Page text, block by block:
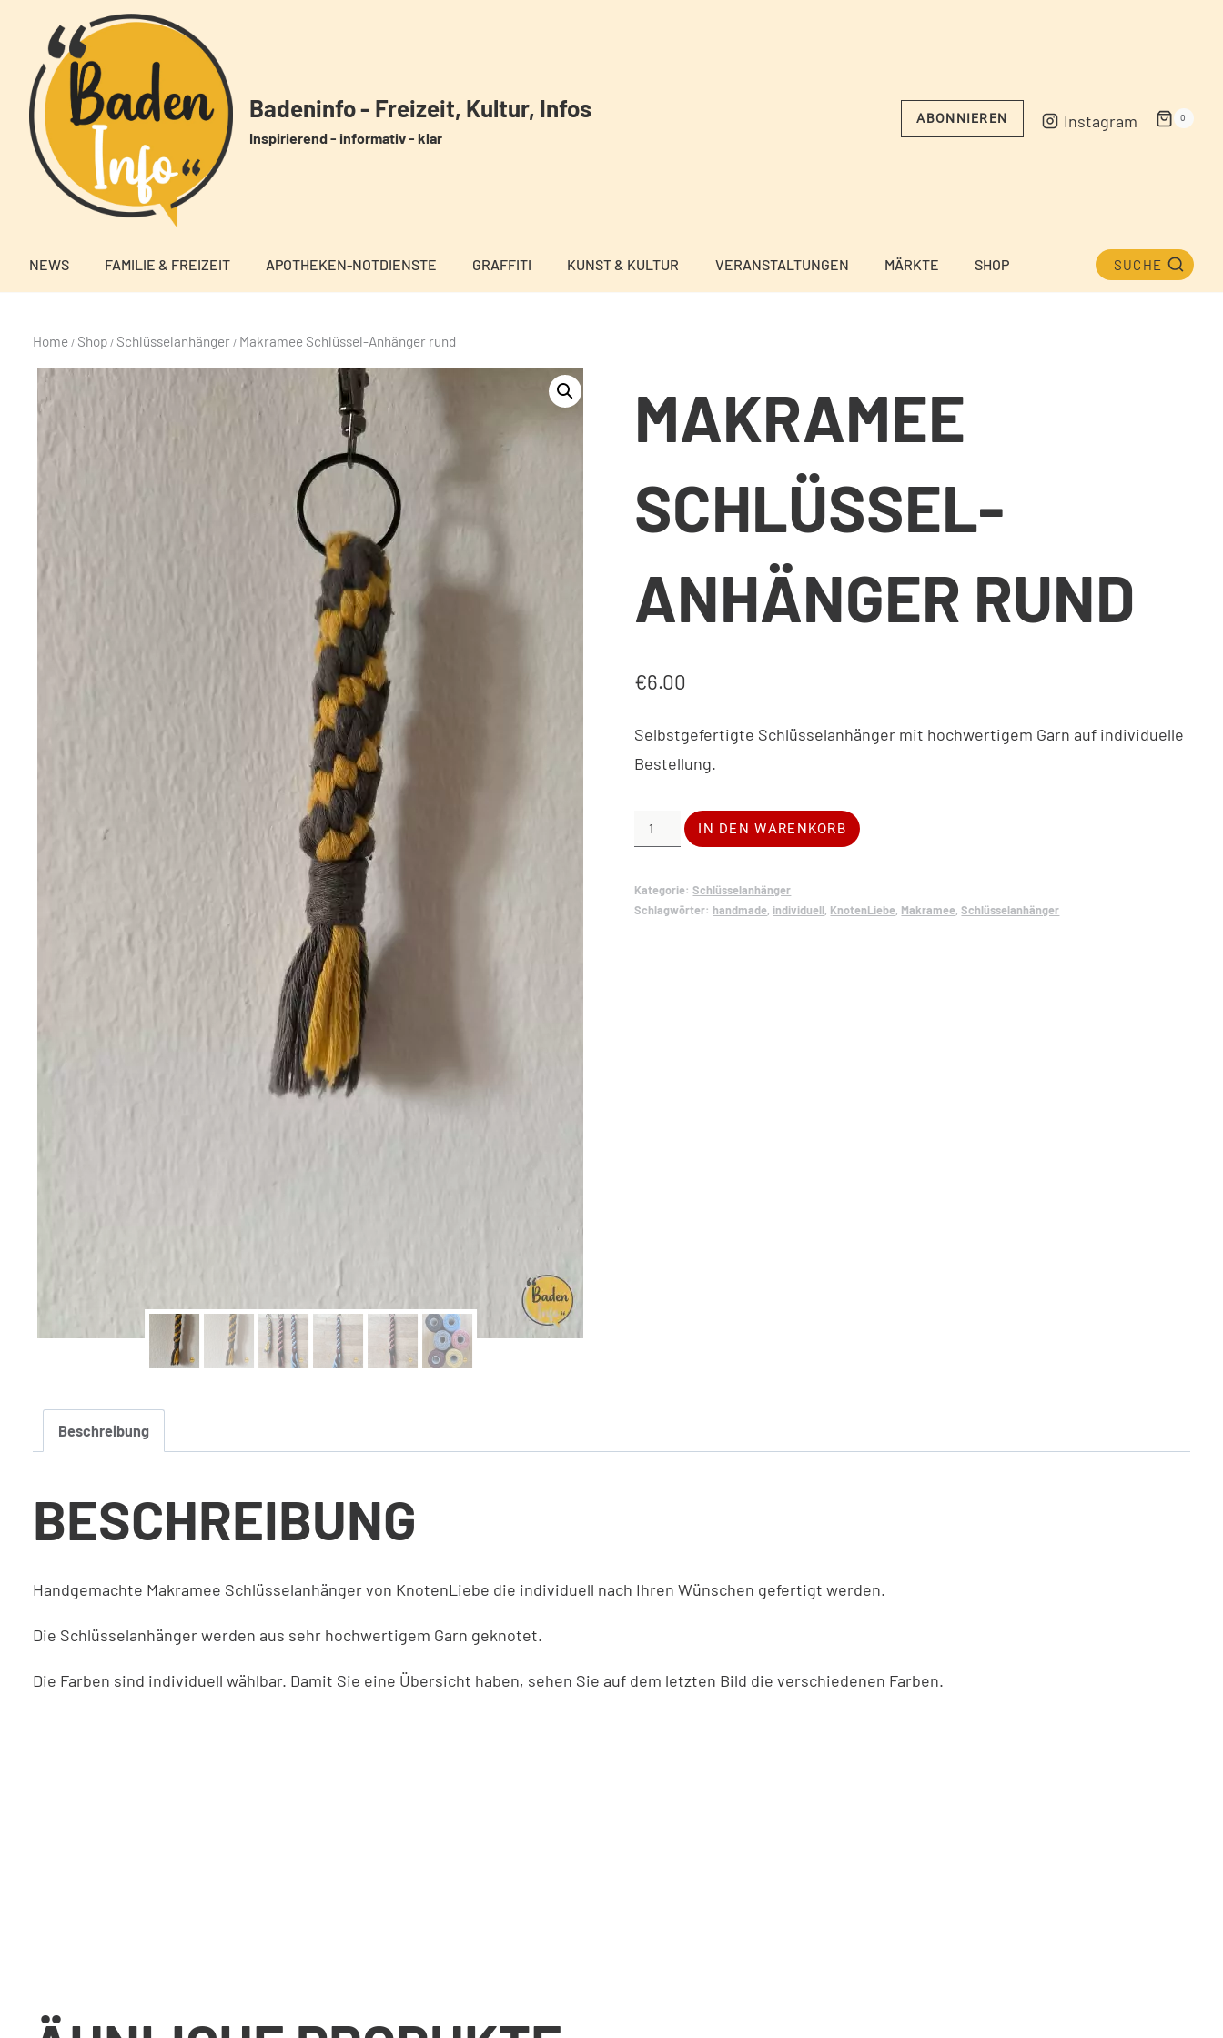
springen
Badeninfo - Freizeit, Kultur, Infos
Inspirierend - informativ - klar
ABONNIEREN Instagram 0
NEWS FAMILIE & FREIZEIT APOTHEKEN-NOTDIENSTE GRAFFITI KUNST & KULTUR VERANSTALTUNGEN MÄRKTE SHOP SUCHE
Home / Shop / Schlüsselanhänger / Makramee Schlüssel-Anhänger rund
MAKRAMEE
SCHLÜSSEL-
ANHÄNGER RUND
€6.00
Selbstgefertigte Schlüsselanhänger mit hochwertigem Garn auf individuelle
Bestellung.
Makramee
Schlüssel-
rund
Menge
IN DEN WARENKORB
Kategorie:Schlüsselanhänger
Schlagwörter:handmade, individuell, KnotenLiebe, Makramee,Schlüsselanhänger
Beschreibung
BESCHREIBUNG
Handgemachte Makramee Schlüsselanhänger von KnotenLiebe die individuell nach Ihren Wünschen gefertigt werden.
Die Schlüsselanhänger werden aus sehr hochwertigem Garn geknotet.
Die Farben sind individuell wählbar. Damit Sie eine Übersicht haben, sehen Sie auf dem letzten Bild die verschiedenen Farben.